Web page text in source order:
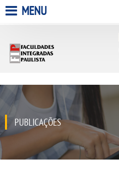
A FACULDADE
QUEM SOMOS
INFRAESTRUTURA
MENU
PUBLICAÇÕES